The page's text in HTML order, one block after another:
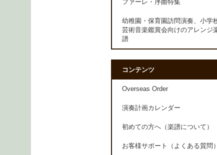
ファーレ・序曲特集
幼稚園・保育園訪問演奏、小学
芸術音楽鑑賞会向けのアレンジ
譜
コンテンツ
Overseas Order
演奏計画カレンダー
初めての方へ（楽譜について）
お客様サポート（よくある質問）